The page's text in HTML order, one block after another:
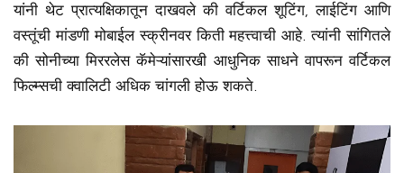
यांनी थेट प्रात्यक्षिकातून दाखवले की वर्टिकल शूटिंग, लाईटिंग आणि
वस्तूंची मांडणी मोबाईल स्क्रीनवर किती महत्त्वाची आहे. त्यांनी सांगितले
की सोनीच्या मिररलेस कॅमेऱ्यांसारखी आधुनिक साधने वापरून वर्टिकल
फिल्म्सची क्वालिटी अधिक चांगली होऊ शकते.